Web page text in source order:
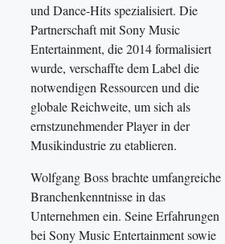
und Dance-Hits spezialisiert. Die
Partnerschaft mit Sony Music
Entertainment, die 2014 formalisiert
wurde, verschaffte dem Label die
notwendigen Ressourcen und die
globale Reichweite, um sich als
ernstzunehmender Player in der
Musikindustrie zu etablieren.
Wolfgang Boss brachte umfangreiche
Branchenkenntnisse in das
Unternehmen ein. Seine Erfahrungen
bei Sony Music Entertainment sowie